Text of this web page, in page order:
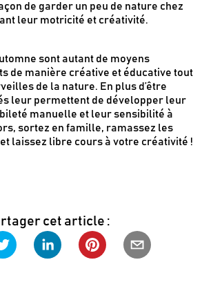
de garder un peu de nature chez
leur motricité et créativité.
sont autant de moyens
de manière créative et éducative tout
de la nature. En plus d’être
leur permettent de développer leur
manuelle et leur sensibilité à
sortez en famille, ramassez les
laissez libre cours à votre créativité !
cet article :